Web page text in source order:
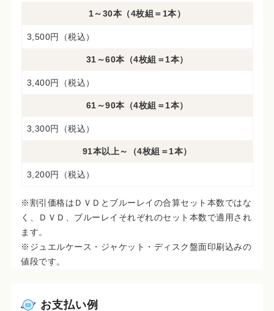
1～30本（4枚組＝1本）
3,500円（税込）
31～60本（4枚組＝1本）
3,400円（税込）
61～90本（4枚組＝1本）
3,300円（税込）
91本以上～（4枚組＝1本）
3,200円（税込）
※割引価格はＤＶＤとブルーレイの合算セット本数ではな
く、ＤＶＤ、ブルーレイそれぞれのセット本数で適用され
ます。
※ジュエルケース・ジャケット・ディスク盤面印刷込みの
値段です。
お支払い例